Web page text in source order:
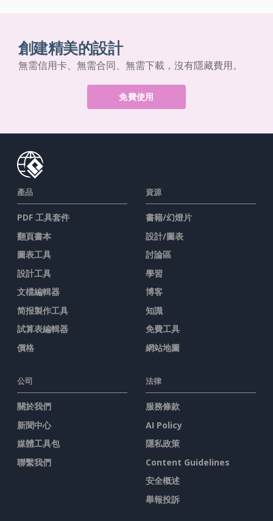
創建精美的設計
無需信用卡、無需合同、無需下載，沒有隱藏費用。
免費使用
產品
PDF 工具套件
翻頁書本
圖表工具
設計工具
文檔編輯器
简报製作工具
試算表編輯器
價格
資源
書籍/幻燈片
設計/圖表
討論區
學習
博客
知識
免費工具
網站地圖
公司
關於我們
新聞中心
媒體工具包
聯繫我們
法律
服務條款
AI Policy
隱私政策
Content Guidelines
安全概述
舉報投訴